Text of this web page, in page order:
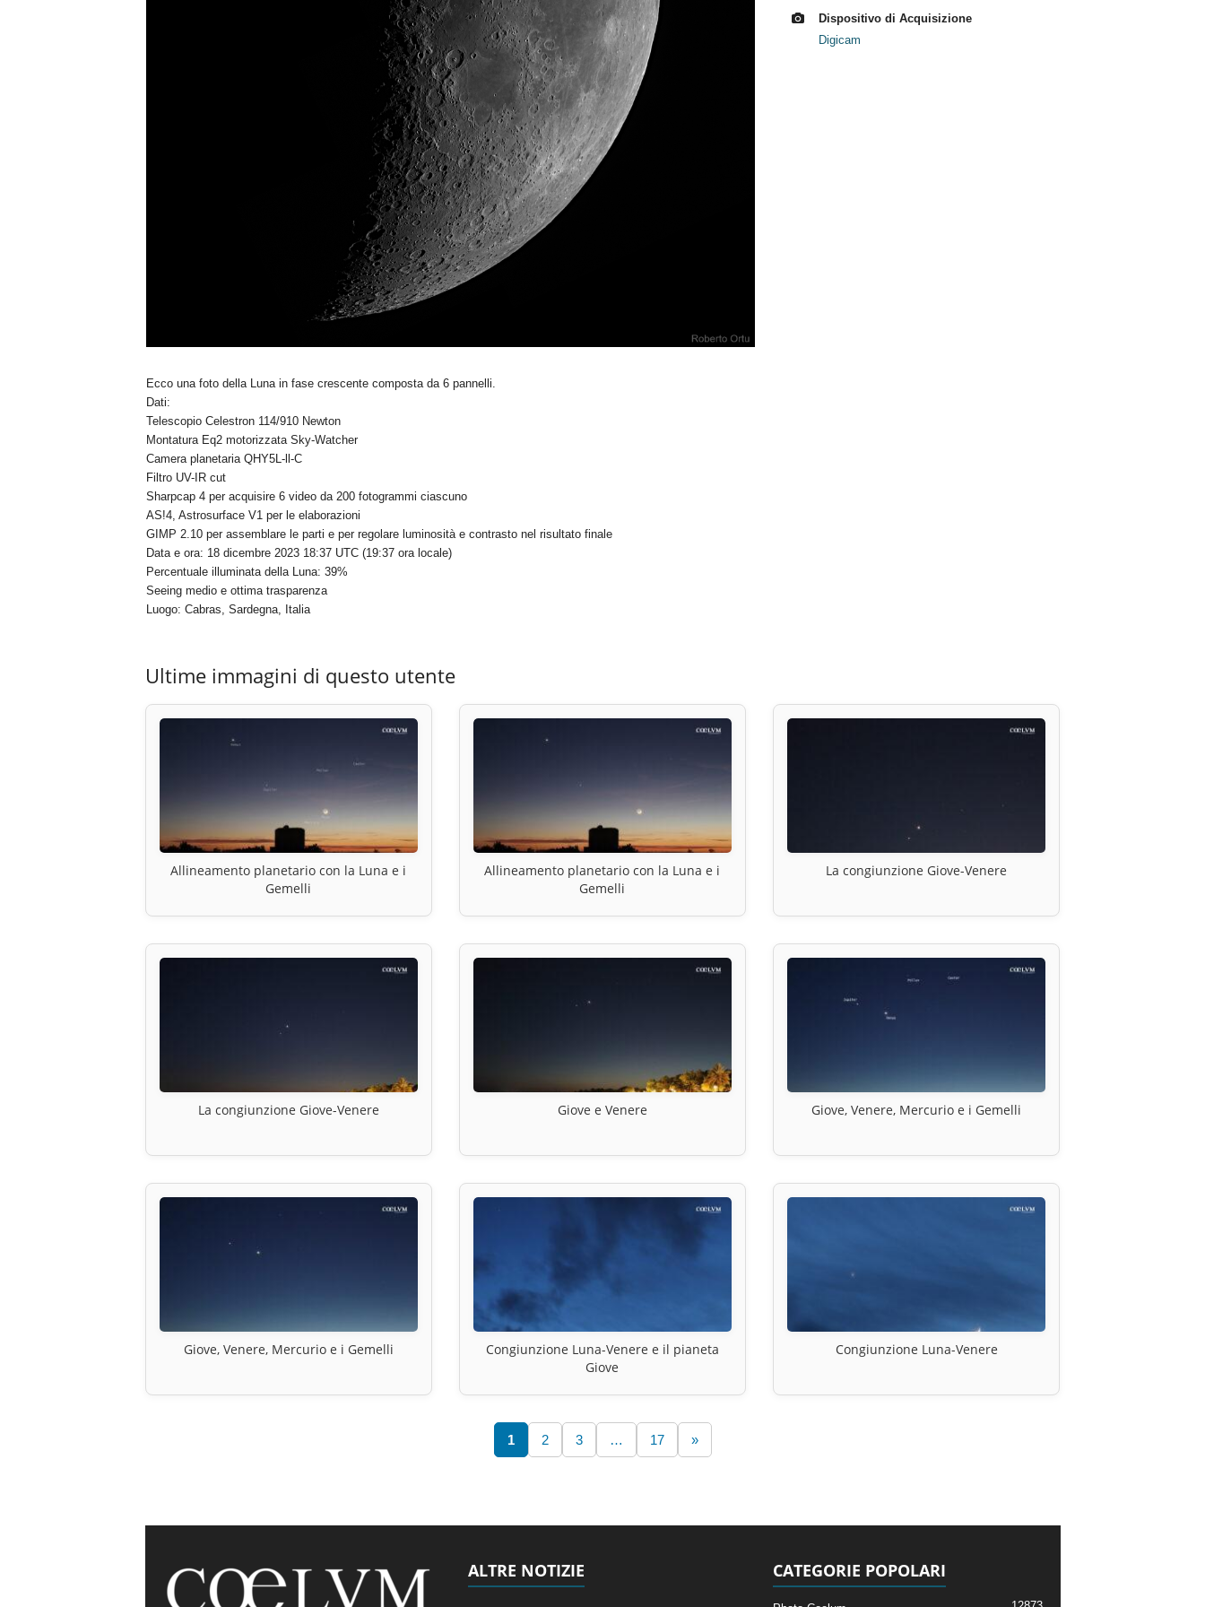
Ecco una foto della Luna in fase crescente composta da 6 pannelli.
Dati:
Telescopio Celestron 114/910 Newton
Montatura Eq2 motorizzata Sky-Watcher
Camera planetaria QHY5L-ll-C
Filtro UV-IR cut
Sharpcap 4 per acquisire 6 video da 200 fotogrammi ciascuno
AS!4, Astrosurface V1 per le elaborazioni
GIMP 2.10 per assemblare le parti e per regolare luminosità e contrasto nel risultato finale
Data e ora: 18 dicembre 2023 18:37 UTC (19:37 ora locale)
Percentuale illuminata della Luna: 39%
Seeing medio e ottima trasparenza
Luogo: Cabras, Sardegna, Italia
Dispositivo di Acquisizione
Digicam
Ultime immagini di questo utente
Allineamento planetario con la Luna e i
Gemelli
Allineamento planetario con la Luna e i
Gemelli
La congiunzione Giove-Venere
La congiunzione Giove-Venere Giove e Venere Giove, Venere, Mercurio e i Gemelli
Giove, Venere, Mercurio e i Gemelli
Congiunzione Luna-Venere e il pianeta
Giove
Congiunzione Luna-Venere
1 2 3 … 17 »
ALTRE NOTIZIE CATEGORIE POPOLARI